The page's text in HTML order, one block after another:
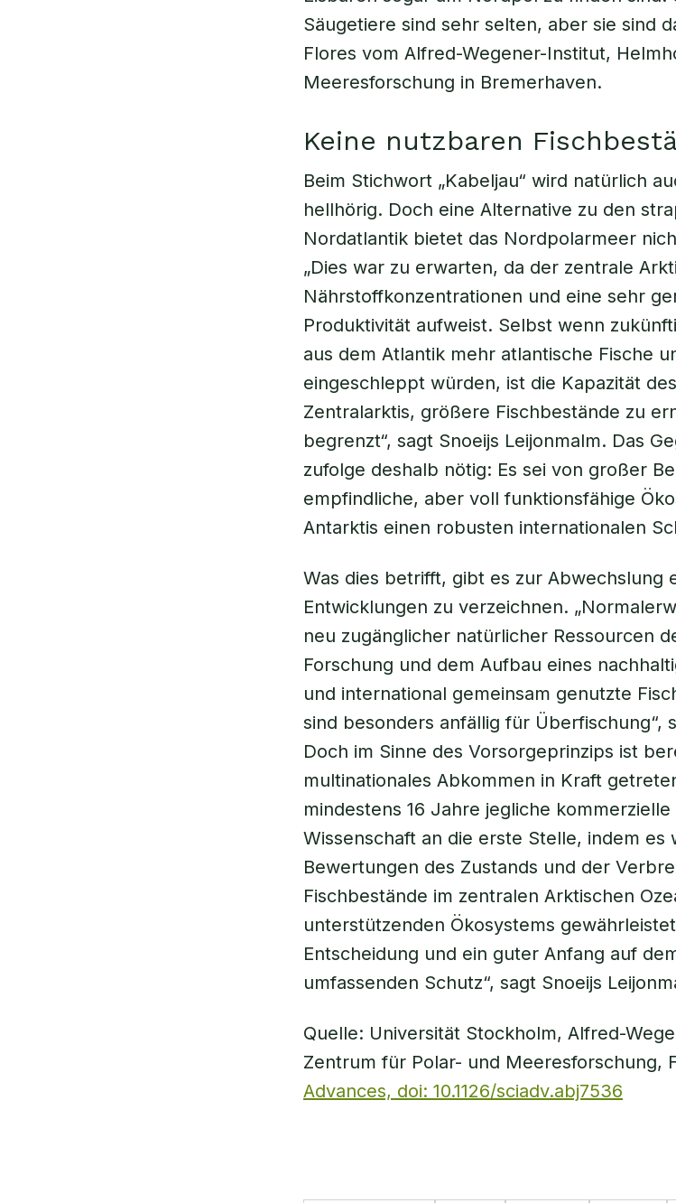
Säugetiere sind sehr selten, aber sie sind
Flores vom Alfred-Wegener-Institut,
Meeresforschung in Bremerhaven.
Keine nutzbaren
Beim Stichwort „Kabeljau“ wird natürlich
hellhörig. Doch eine Alternative zu den
Nordatlantik bietet das Nordpolarmeer
„Dies war zu erwarten, da der zentrale
Nährstoffkonzentrationen und eine sehr
Produktivität aufweist. Selbst wenn
aus dem Atlantik mehr atlantische Fische
eingeschleppt würden, ist die Kapazität
Zentralarktis, größere Fischbestände zu
begrenzt“, sagt Snoeijs Leijonmalm. Das
zufolge deshalb nötig: Es sei von großer
empfindliche, aber voll funktionsfähige
Antarktis einen robusten internationalen
Was dies betrifft, gibt es zur Abwechslung
Entwicklungen zu verzeichnen.
neu zugänglicher natürlicher Ressourcen
Forschung und dem Aufbau eines
und international gemeinsam genutzte
sind besonders anfällig für Überfischung“,
Doch im Sinne des Vorsorgeprinzips ist
multinationales Abkommen in Kraft
mindestens 16 Jahre jegliche
Wissenschaft an die erste Stelle, indem es
Bewertungen des Zustands und der
Fischbestände im zentralen Arktischen
unterstützenden Ökosystems
Entscheidung und ein guter Anfang auf
umfassenden Schutz“, sagt Snoeijs
Quelle: Universität Stockholm, Alfred-
Zentrum für Polar- und Meeresforschung,
Advances, doi: 10.1126/sciadv.abj7536